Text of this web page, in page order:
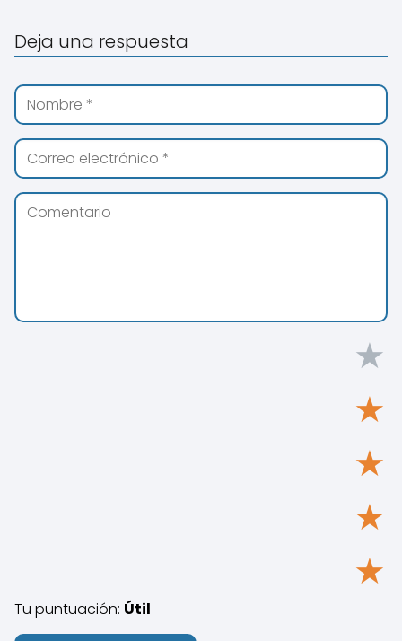
Deja una respuesta
★
★
★
★
★
Tu puntuación: Útil